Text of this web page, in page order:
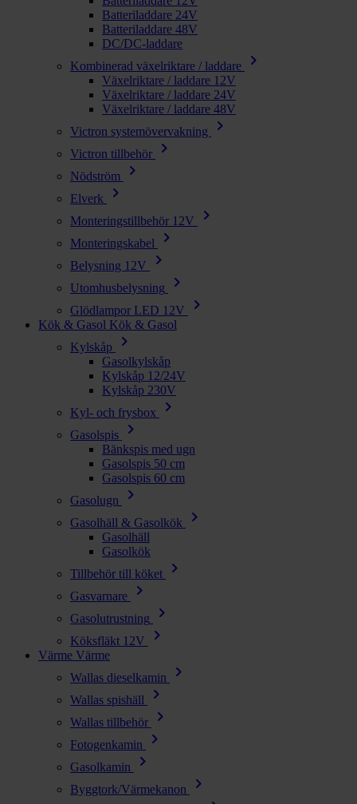
Batteriladdare 24V
Batteriladdare 48V
DC/DC-laddare
Kombinerad växelriktare / laddare
chevron_right
Växelriktare / laddare 12V
Växelriktare / laddare 24V
Växelriktare / laddare 48V
Victron systemövervakning
chevron_right
Victron tillbehör chevron_right
Nödström chevron_right
Elverk chevron_right
Monteringstillbehör 12V chevron_right
Monteringskabel chevron_right
Belysning 12V chevron_right
Utomhusbelysning chevron_right
Glödlampor LED 12V chevron_right
Kök & Gasol Kök & Gasol
Kylskåp
chevron_right
Gasolkylskåp
Kylskåp 12/24V
Kylskåp 230V
Kyl- och frysbox
chevron_right
Gasolspis chevron_right
Bänkspis med ugn
Gasolspis 50 cm
Gasolspis 60 cm
Gasolugn
chevron_right
Gasolhäll & Gasolkök chevron_right
Gasolhäll
Gasolkök
Tillbehör till köket
chevron_right
Gasvarnare chevron_right
Gasolutrustning chevron_right
Köksfläkt 12V chevron_right
Värme Värme
Wallas dieselkamin
chevron_right
Wallas spishäll chevron_right
Wallas tillbehör chevron_right
Fotogenkamin chevron_right
Gasolkamin chevron_right
Byggtork/Värmekanon chevron_right